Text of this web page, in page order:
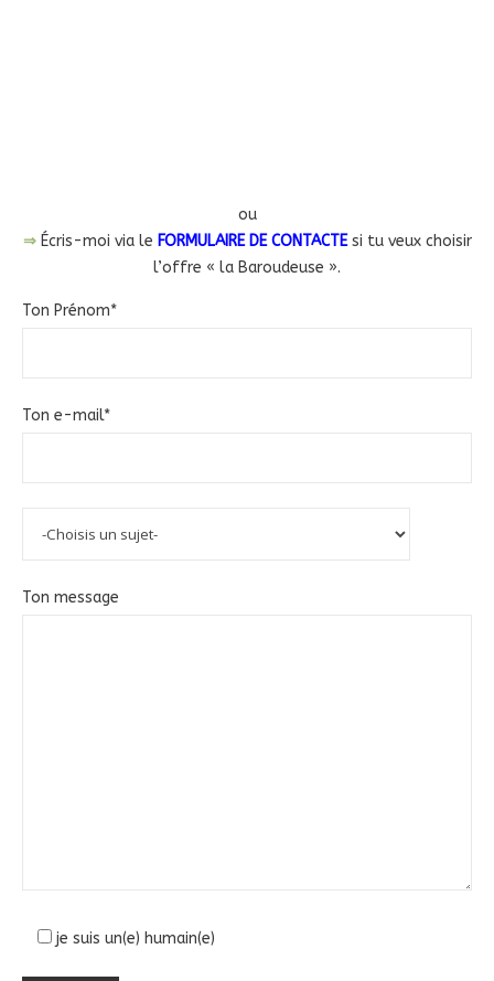
ou
⇒ Écris-moi via le FORMULAIRE DE CONTACTE si tu veux choisir
l’offre « la Baroudeuse ».
Ton Prénom*
Ton e-mail*
Ton message
je suis un(e) humain(e)